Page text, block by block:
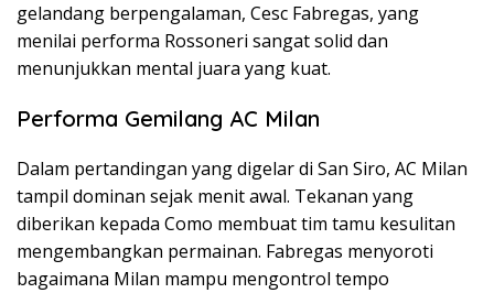
gelandang berpengalaman, Cesc Fabregas, yang
menilai performa Rossoneri sangat solid dan
menunjukkan mental juara yang kuat.
Performa Gemilang AC Milan
Dalam pertandingan yang digelar di San Siro, AC Milan
tampil dominan sejak menit awal. Tekanan yang
diberikan kepada Como membuat tim tamu kesulitan
mengembangkan permainan. Fabregas menyoroti
bagaimana Milan mampu mengontrol tempo